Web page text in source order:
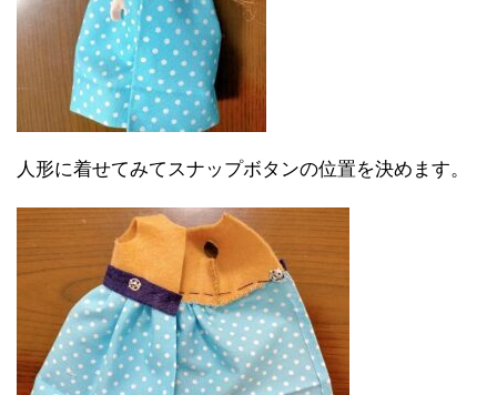
人形に着せてみてスナップボタンの位置を決めます。